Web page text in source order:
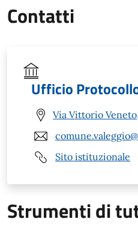
Contatti
Ufficio
Via Vittorio
Sito istituzionale
Strumenti di